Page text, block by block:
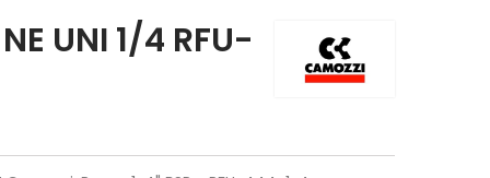
UNI 1/4 RFU-